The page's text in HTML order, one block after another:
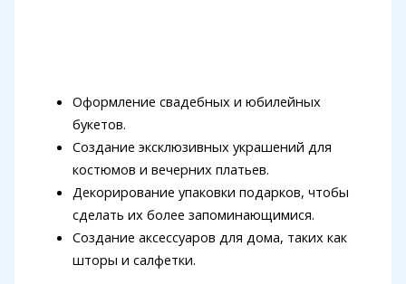
Оформление свадебных и юбилейных
букетов.
Создание эксклюзивных украшений для
костюмов и вечерних платьев.
Декорирование упаковки подарков, чтобы
сделать их более запоминающимися.
Создание аксессуаров для дома, таких как
шторы и салфетки.